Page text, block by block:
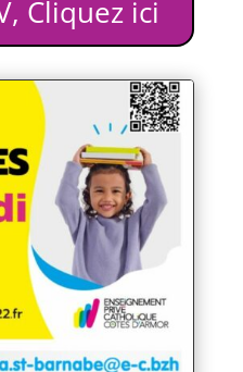
Cliquez ici